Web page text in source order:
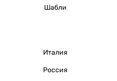
Шабли
Италия
Россия